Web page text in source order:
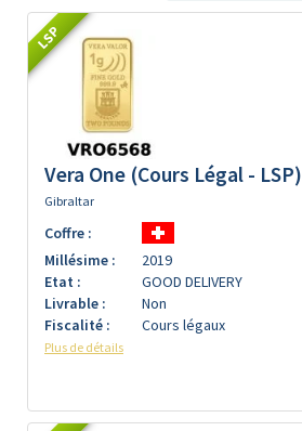
LSP
Vera One (Cours Légal - LSP)
Gibraltar
Coffre :
Millésime :
2019
Etat :
GOOD DELIVERY
Livrable :
Non
Fiscalité :
Cours légaux
Plus de détails